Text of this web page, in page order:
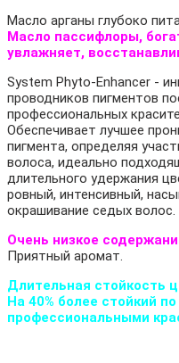
Масло арганы глубоко
Масло пассифлоры,
увлажняет,
System Phyto-Enhancer -
проводников пигментов
профессиональных
Обеспечивает лучшее
пигмента, определяя
волоса, идеально
длительного удержания
ровный, интенсивный,
окрашивание седых волос.
Очень низкое
Приятный аромат.
Длительная стойкость
На 40% более стойкий
профессиональными